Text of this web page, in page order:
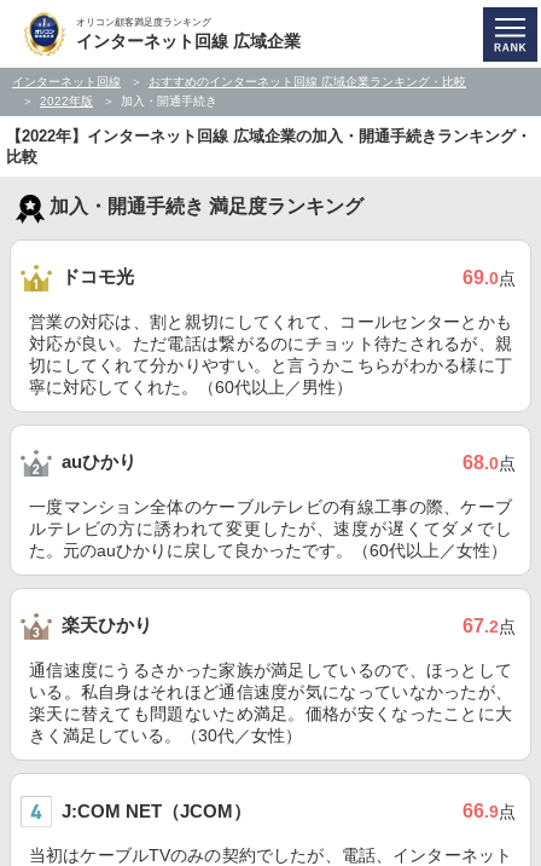
オリコン顧客満足度ランキング
インターネット回線 広域企業
インターネット回線
おすすめのインターネット回線 広域企業ランキング・比較
2022年版
加入・開通手続き
【2022年】インターネット回線 広域企業の加入・開通手続きランキング・
比較
加入・開通手続き 満足度ランキング
ドコモ光 69.0点
営業の対応は、割と親切にしてくれて、コールセンターとかも
対応が良い。ただ電話は繋がるのにチョット待たされるが、親
切にしてくれて分かりやすい。と言うかこちらがわかる様に丁
寧に対応してくれた。（60代以上／男性）
auひかり 68.0点
一度マンション全体のケーブルテレビの有線工事の際、ケーブ
ルテレビの方に誘われて変更したが、速度が遅くてダメでし
た。元のauひかりに戻して良かったです。（60代以上／女性）
楽天ひかり 67.2点
通信速度にうるさかった家族が満足しているので、ほっとして
いる。私自身はそれほど通信速度が気になっていなかったが、
楽天に替えても問題ないため満足。価格が安くなったことに大
きく満足している。（30代／女性）
J:COM NET（JCOM） 66.9点
当初はケーブルTVのみの契約でしたが、電話、インターネット